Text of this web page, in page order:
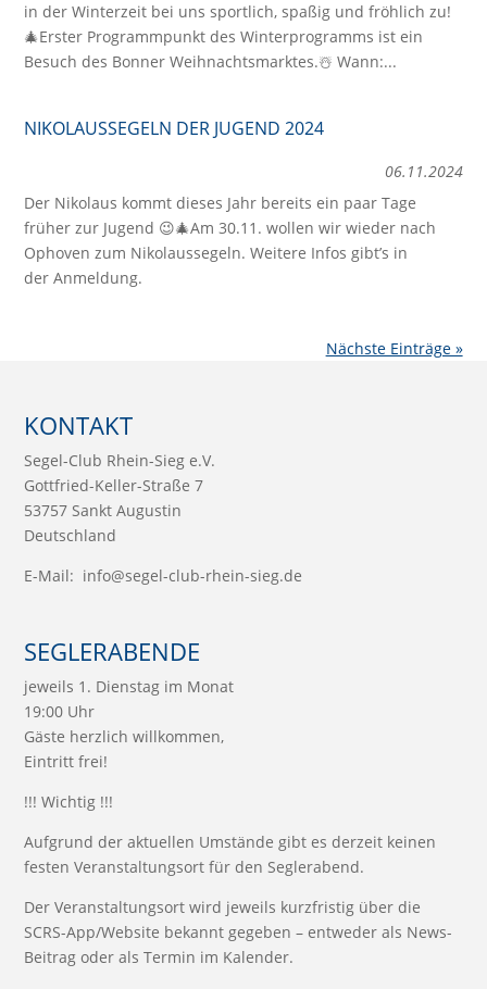
in der Winterzeit bei uns sportlich, spaßig und fröhlich zu!
🎄Erster Programmpunkt des Winterprogramms ist ein
Besuch des Bonner Weihnachtsmarktes.☃️ Wann:...
NIKOLAUSSEGELN DER JUGEND 2024
06.11.2024
Der Nikolaus kommt dieses Jahr bereits ein paar Tage
früher zur Jugend 😉🎄Am 30.11. wollen wir wieder nach
Ophoven zum Nikolaussegeln. Weitere Infos gibt’s in
der Anmeldung.
Nächste Einträge »
KONTAKT
Segel-Club Rhein-Sieg e.V.
Gottfried-Keller-Straße 7
53757 Sankt Augustin
Deutschland
E-Mail: info@segel-club-rhein-sieg.de
SEGLERABENDE
jeweils 1. Dienstag im Monat
19:00 Uhr
Gäste herzlich willkommen,
Eintritt frei!
!!! Wichtig !!!
Aufgrund der aktuellen Umstände gibt es derzeit keinen
festen Veranstaltungsort für den Seglerabend.
Der Veranstaltungsort wird jeweils kurzfristig über die
SCRS-App/Website bekannt gegeben – entweder als News-
Beitrag oder als Termin im Kalender.